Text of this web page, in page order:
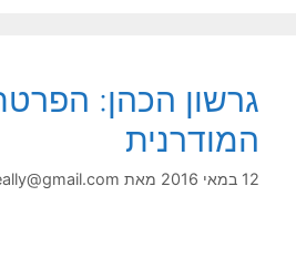
גרשון הכהן:
המודרנית
12 במאי 2016 מאת